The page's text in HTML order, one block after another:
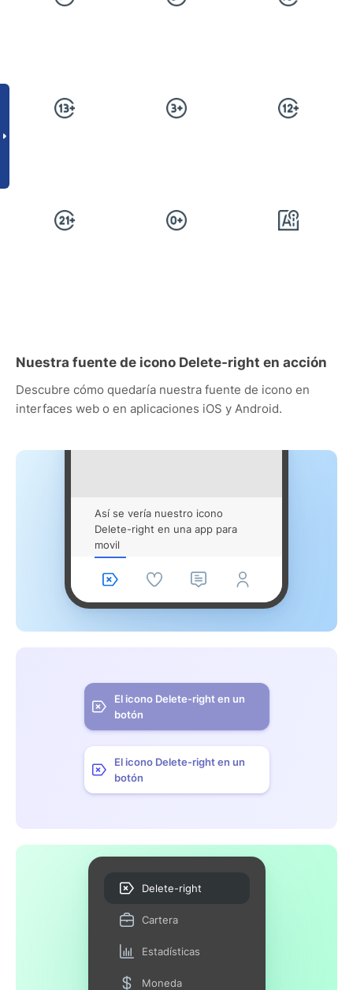
Nuestra fuente de icono Delete-right en acción
Descubre cómo quedaría nuestra fuente de icono en
interfaces web o en aplicaciones iOS y Android.
Así se vería nuestro icono
Delete-right en una app para
movil
El icono Delete-right en un
botón
El icono Delete-right en un
botón
Delete-right
Cartera
Estadísticas
Moneda